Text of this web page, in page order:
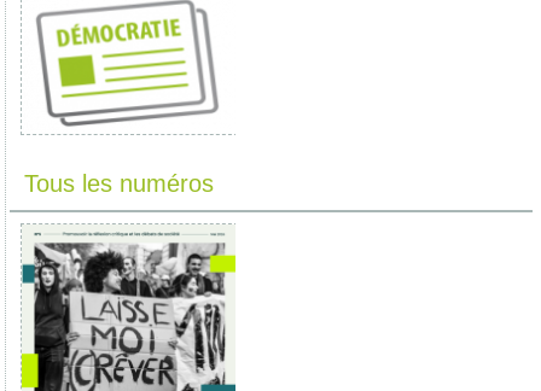
Tous les numéros